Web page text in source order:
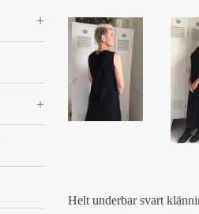
+
+
Helt underbar svart